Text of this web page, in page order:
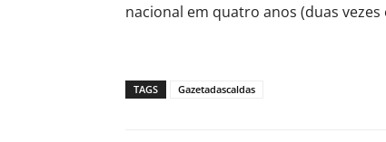
nacional em quatro anos (duas
TAGS Gazetadascaldas